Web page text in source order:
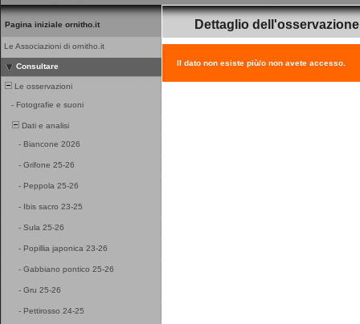
Pagina iniziale ornitho.it
Le Associazioni di ornitho.it
Consultare
Le osservazioni
- Fotografie e suoni
Dati e analisi
- Biancone 2026
- Grifone 25-26
- Peppola 25-26
- Ibis sacro 23-25
- Sula 25-26
- Popillia japonica 23-26
- Gabbiano pontico 25-26
- Gru 25-26
- Pettirosso 24-25
Dettaglio dell'osservazione
Il dato non esiste più/o non avete accesso.